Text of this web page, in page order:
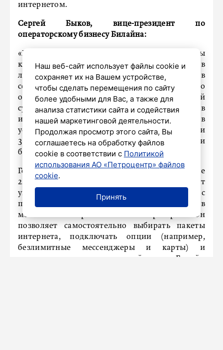
интернетом.
Сергей Быков, вице-президент по
операторскому бизнесу Билайна:
«Мы постоянно работаем над тем, чтобы
клиенты Билайна чувствовали себя как дома в
любой точке земного шара. Запуск VoLTE в
сетях T-Mobile (США) и Viettel (Вьетнам) — это
очередной значимый шаг, который
существенно упрощает жизнь наших абонентов
и помогает им оставаться на связи даже в
условиях повсеместного отключения сетей 2G и
3G. Благодаря этому мы уверены в комфорте и
безопасности наших клиентов в этих странах».
География роуминга Билайна охватывает уже
220 стран и территорий, клиенты могут
управлять тарифами для поездок за рубеж с
помощью удобного «конструктора роуминга» в
мобильном приложении оператора. Он
позволяет самостоятельно выбирать пакеты
интернета, подключать опции (например,
безлимитные мессенджеры и карты) и
устанавливать срок их действия. Билайн
Наш веб-сайт использует файлы cookie и
сохраняет их на Вашем устройстве,
чтобы сделать перемещения по сайту
более удобными для Вас, а также для
анализа статистики сайта и содействия
нашей маркетинговой деятельности.
Продолжая просмотр этого сайта, Вы
соглашаетесь на обработку файлов
cookie в соответствии с Политикой
использования АО «Петроцентр» файлов
cookie.
Принять